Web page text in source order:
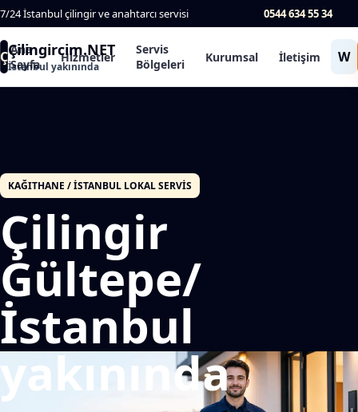
7/24 İstanbul çilingir ve anahtarcı servisi 0544 634 55 34
ÇÇilingircim.NET
İstanbul yakınında
Ana
Sayfa
Hizmetler
Servis
Bölgeleri
Kurumsal İletişim W
KAĞITHANE / İSTANBUL LOKAL SERVIS
Çilingir
Gültepe/
İstanbul
yakınında